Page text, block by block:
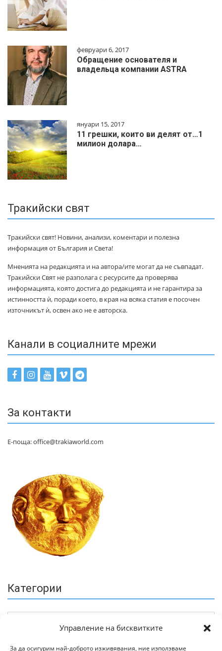
Управление на бисквитките
За да осигурим най-доброто изживявания, ние използваме
февруари 6, 2017
Обращение основателя и
владельца компании ASTRA
януари 15, 2017
11 грешки, които ви делят от…1
милиoн дoлapa…
Тракийски свят
Тракийски свят! Новини, анализи, коментари и полезна
информация от България и Света!
Мненията на редакцията и на автора/ите могат да не съвпадат.
Тракийски Свят не разполага с ресурсите да проверява
информацията, която достига до редакцията и не гарантира за
истинността ѝ, поради което, в края на всяка статия е посочен
източникът ѝ, освен ако не е авторска.
Канали в социалните мрежи
За контакти
Е-поща: office@trakiaworld.com
Категории